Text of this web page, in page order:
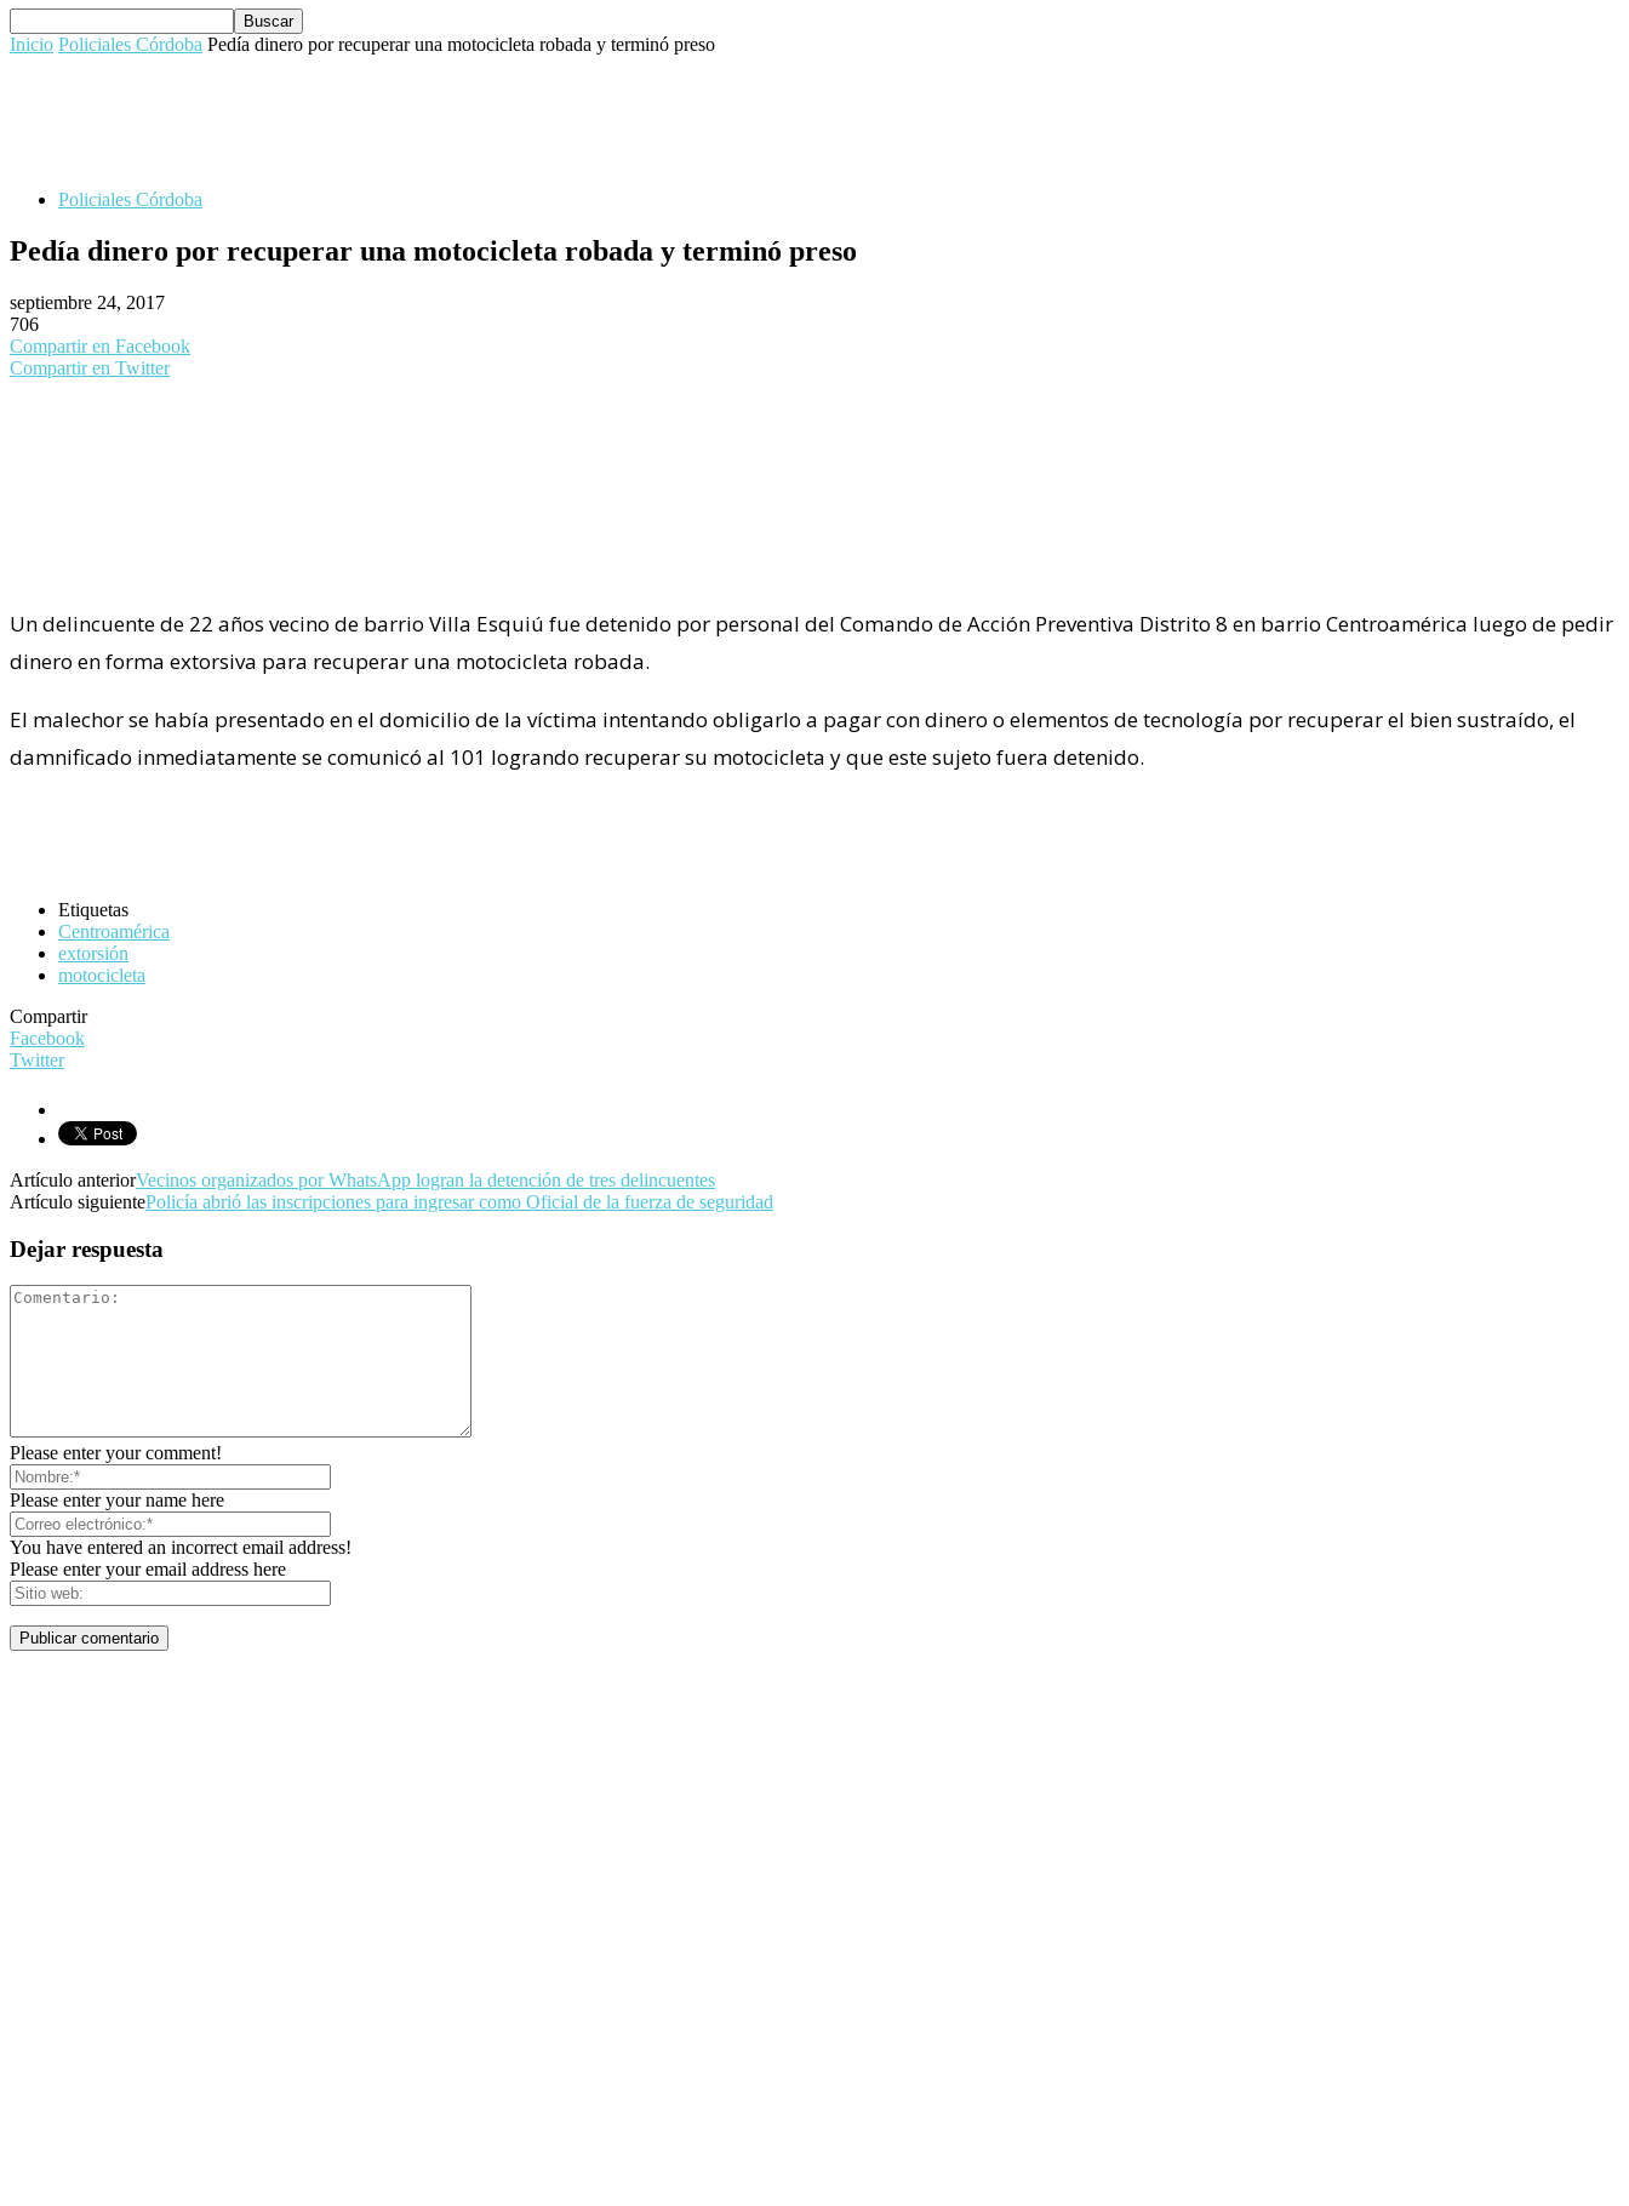
Inicio Policiales Córdoba Pedía dinero por recuperar una motocicleta robada y terminó preso
Policiales Córdoba
Pedía dinero por recuperar una motocicleta robada y terminó preso
septiembre 24, 2017
706
Compartir en Facebook
Compartir en Twitter
Un delincuente de 22 años vecino de barrio Villa Esquiú fue detenido por personal del Comando de Acción Preventiva Distrito 8 en barrio Centroamérica luego de pedir
dinero en forma extorsiva para recuperar una motocicleta robada.
El malechor se había presentado en el domicilio de la víctima intentando obligarlo a pagar con dinero o elementos de tecnología por recuperar el bien sustraído, el
damnificado inmediatamente se comunicó al 101 logrando recuperar su motocicleta y que este sujeto fuera detenido.
Etiquetas
Centroamérica
extorsión
motocicleta
Compartir
Facebook
Twitter
Artículo anteriorVecinos organizados por WhatsApp logran la detención de tres delincuentes
Artículo siguientePolicía abrió las inscripciones para ingresar como Oficial de la fuerza de seguridad
Dejar respuesta
Please enter your comment!
Please enter your name here
You have entered an incorrect email address!
Please enter your email address here